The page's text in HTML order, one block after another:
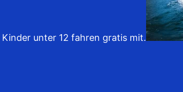
unter 12 fahren gratis mit.